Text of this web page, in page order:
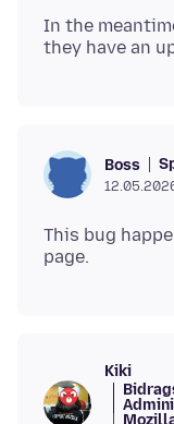
In the
Boss
This bug
Kiki